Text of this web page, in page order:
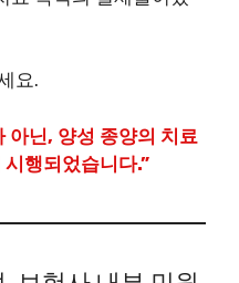
요.
아닌, 양성 종양의 치료
행되었습니다.”